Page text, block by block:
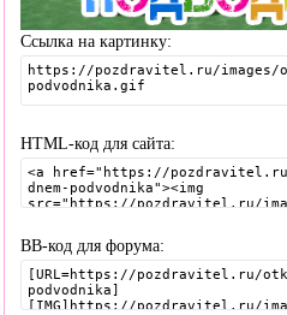
Ссылка на картинку:
HTML-код для сайта:
BB-код для форума: